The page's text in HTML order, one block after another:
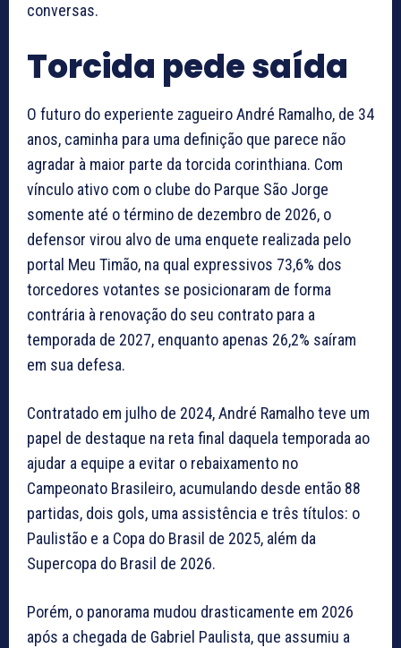
conversas.
Torcida pede saída
O futuro do experiente zagueiro André Ramalho, de 34
anos, caminha para uma definição que parece não
agradar à maior parte da torcida corinthiana. Com
vínculo ativo com o clube do Parque São Jorge
somente até o término de dezembro de 2026, o
defensor virou alvo de uma enquete realizada pelo
portal Meu Timão, na qual expressivos 73,6% dos
torcedores votantes se posicionaram de forma
contrária à renovação do seu contrato para a
temporada de 2027, enquanto apenas 26,2% saíram
em sua defesa.
Contratado em julho de 2024, André Ramalho teve um
papel de destaque na reta final daquela temporada ao
ajudar a equipe a evitar o rebaixamento no
Campeonato Brasileiro, acumulando desde então 88
partidas, dois gols, uma assistência e três títulos: o
Paulistão e a Copa do Brasil de 2025, além da
Supercopa do Brasil de 2026.
Porém, o panorama mudou drasticamente em 2026
após a chegada de Gabriel Paulista, que assumiu a